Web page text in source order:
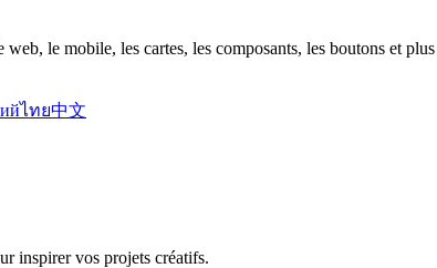
le mobile, les cartes, les composants, les boutons et
ไทย中文
inspirer vos projets créatifs.